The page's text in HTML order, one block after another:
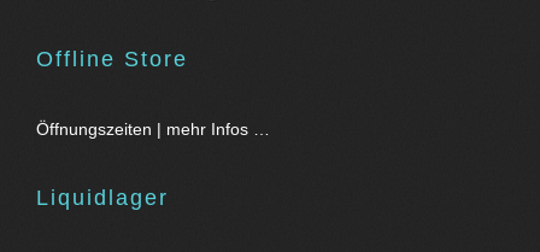
Offline Store
Öffnungszeiten | mehr Infos …
Liquidlager